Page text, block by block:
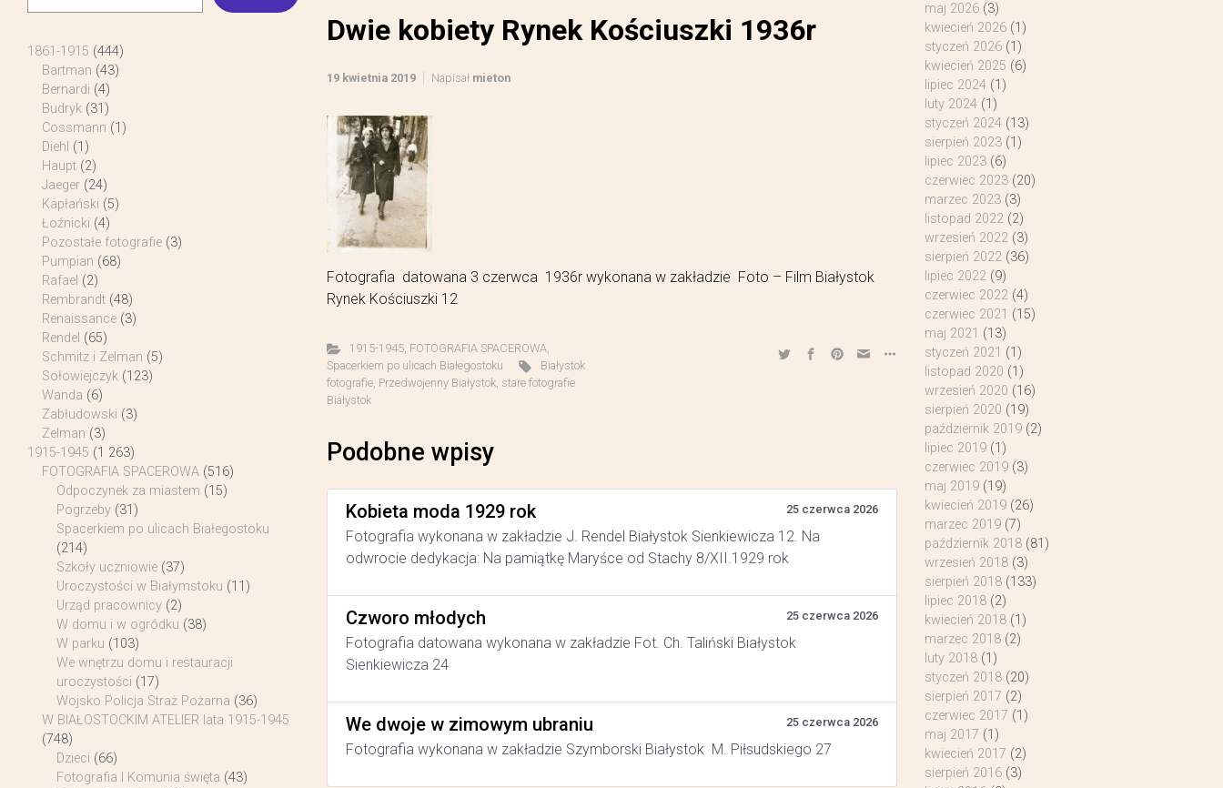
Dwie kobiety Rynek Kościuszki 1936r
19 kwietnia 2019 Napisał mieton
Fotografia datowana 3 czerwca 1936r wykonana w zakładzie Foto – Film Białystok
Rynek Kościuszki 12
1915-1945, FOTOGRAFIA SPACEROWA,
Spacerkiem po ulicach Białegostoku
Białystok
fotografie, Przedwojenny Białystok, stare fotografie
Białystok
Podobne wpisy
Kobieta moda 1929 rok 25 czerwca 2026
Fotografia wykonana w zakładzie J. Rendel Białystok Sienkiewicza 12. Na
odwrocie dedykacja: Na pamiątkę Maryśce od Stachy 8/XII.1929 rok
Czworo młodych 25 czerwca 2026
Fotografia datowana wykonana w zakładzie Fot. Ch. Taliński Białystok
Sienkiewicza 24
We dwoje w zimowym ubraniu 25 czerwca 2026
Fotografia wykonana w zakładzie Szymborski Białystok M. Piłsudskiego 27
1861-1915 (444)
Bartman (43)
Bernardi (4)
Budryk (31)
Cossmann (1)
Diehl (1)
Haupt (2)
Jaeger (24)
Kapłański (5)
Łoźnicki (4)
Pozostałe fotografie (3)
Pumpian (68)
Rafael (2)
Rembrandt (48)
Renaissance (3)
Rendel (65)
Schmitz i Zelman (5)
Sołowiejczyk (123)
Wanda (6)
Zabłudowski (3)
Zelman (3)
1915-1945 (1 263)
FOTOGRAFIA SPACEROWA (516)
Odpoczynek za miastem (15)
Pogrzeby (31)
Spacerkiem po ulicach Białegostoku
(214)
Szkoły uczniowie (37)
Uroczystości w Białymstoku (11)
Urząd pracownicy (2)
W domu i w ogródku (38)
W parku (103)
We wnętrzu domu i restauracji
uroczystości (17)
Wojsko Policja Straż Pożarna (36)
W BIAŁOSTOCKIM ATELIER lata 1915-1945
(748)
Dzieci (66)
Fotografia I Komunia święta (43)
maj 2026(3)
kwiecień 2026(1)
styczeń 2026(1)
kwiecień 2025 (6)
lipiec 2024(1)
luty 2024(1)
styczeń 2024(13)
sierpień 2023(1)
lipiec 2023(6)
czerwiec 2023(20)
marzec 2023(3)
listopad 2022(2)
wrzesień 2022(3)
sierpień 2022(36)
lipiec 2022(9)
czerwiec 2022(4)
czerwiec 2021 (15)
maj 2021 (13)
styczeń 2021 (1)
listopad 2020 (1)
wrzesień 2020 (16)
sierpień 2020 (19)
październik 2019(2)
lipiec 2019(1)
czerwiec 2019(3)
maj 2019(19)
kwiecień 2019(26)
marzec 2019(7)
październik 2018(81)
wrzesień 2018(3)
sierpień 2018(133)
lipiec 2018(2)
kwiecień 2018(1)
marzec 2018(2)
luty 2018(1)
styczeń 2018(20)
sierpień 2017 (2)
czerwiec 2017 (1)
maj 2017 (1)
kwiecień 2017 (2)
sierpień 2016(3)